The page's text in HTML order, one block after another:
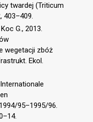
twardej (Triticum
403–409.
G., 2013.
wegetacji zbóż
Ekol.
95–1995/96.